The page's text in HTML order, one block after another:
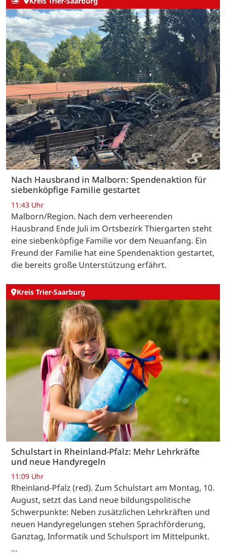
Nach Hausbrand in Malborn: Spendenaktion für
siebenköpfige Familie gestartet
11:43 Uhr
Malborn/Region. Nach dem verheerenden
Hausbrand Ende Juli im Ortsbezirk Thiergarten steht
eine siebenköpfige Familie vor dem Neuanfang. Ein
Freund der Familie hat eine Spendenaktion gestartet,
die bereits große Unterstützung erfährt.
Kreis Trier-Saarburg
Schulstart in Rheinland-Pfalz: Mehr Lehrkräfte
und neue Handyregeln
11:09 Uhr
Rheinland-Pfalz (red). Zum Schulstart am Montag, 10.
August, setzt das Land neue bildungspolitische
Schwerpunkte: Neben zusätzlichen Lehrkräften und
neuen Handyregelungen stehen Sprachförderung,
Ganztag, Informatik und Schulsport im Mittelpunkt.
…